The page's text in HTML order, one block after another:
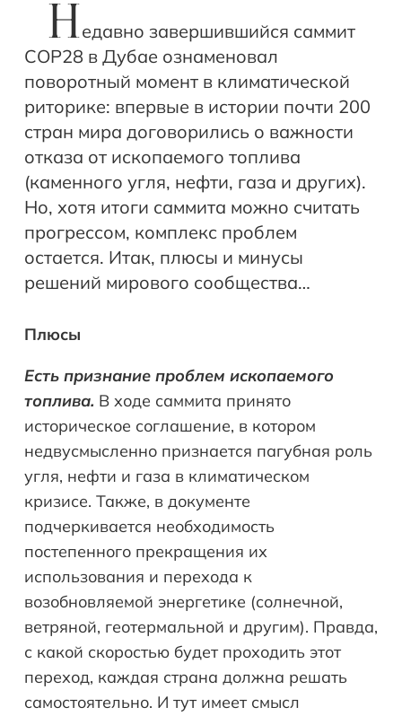
Недавно завершившийся саммит
COP28 в Дубае ознаменовал
поворотный момент в климатической
риторике: впервые в истории почти 200
стран мира договорились о важности
отказа от ископаемого топлива
(каменного угля, нефти, газа и других).
Но, хотя итоги саммита можно считать
прогрессом, комплекс проблем
остается. Итак, плюсы и минусы
решений мирового сообщества…
Плюсы
Есть признание проблем ископаемого
топлива. В ходе саммита принято
историческое соглашение, в котором
недвусмысленно признается пагубная роль
угля, нефти и газа в климатическом
кризисе. Также, в документе
подчеркивается необходимость
постепенного прекращения их
использования и перехода к
возобновляемой энергетике (солнечной,
ветряной, геотермальной и другим). Правда,
с какой скоростью будет проходить этот
переход, каждая страна должна решать
самостоятельно. И тут имеет смысл